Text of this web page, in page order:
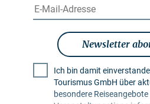
Newsletter
Ich bin damit
Tourismus GmbH über aktuelle Urlaubsthemen,
besondere